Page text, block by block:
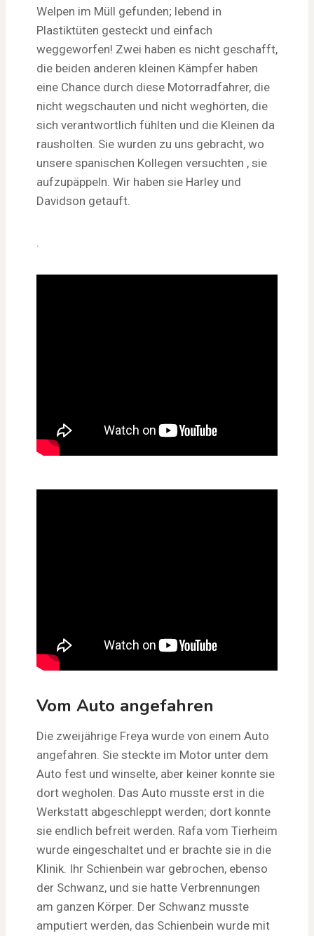
Welpen im Müll gefunden; lebend in
Plastiktüten gesteckt und einfach
weggeworfen! Zwei haben es nicht geschafft,
die beiden anderen kleinen Kämpfer haben
eine Chance durch diese Motorradfahrer, die
nicht wegschauten und nicht weghörten, die
sich verantwortlich fühlten und die Kleinen da
rausholten. Sie wurden zu uns gebracht, wo
unsere spanischen Kollegen versuchten , sie
aufzupäppeln. Wir haben sie Harley und
Davidson getauft.
Vom Auto angefahren
Die zweijährige Freya wurde von einem Auto
angefahren. Sie steckte im Motor unter dem
Auto fest und winselte, aber keiner konnte sie
dort wegholen. Das Auto musste erst in die
Werkstatt abgeschleppt werden; dort konnte
sie endlich befreit werden. Rafa vom Tierheim
wurde eingeschaltet und er brachte sie in die
Klinik. Ihr Schienbein war gebrochen, ebenso
der Schwanz, und sie hatte Verbrennungen
am ganzen Körper. Der Schwanz musste
amputiert werden, das Schienbein wurde mit